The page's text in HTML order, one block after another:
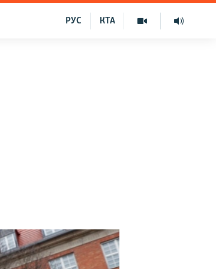
КТА
РУС